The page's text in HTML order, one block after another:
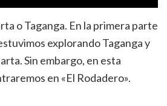
o Taganga. En la primera parte
explorando Taganga y
Sin embargo, en esta
en «El Rodadero».